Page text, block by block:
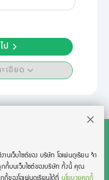
เอียด
ป
นเว็บไซต์ของ บริษัท โอเพ่นดูเรียน จํา
กกี้บนเว็บไซต์ของบริษัท ทั้งนี้ คุณ
ของโอเพ่นดูเรียนได้ที่ นโยบายคุกกี้
น จำกัด 2021 ©︎ OpenDurian